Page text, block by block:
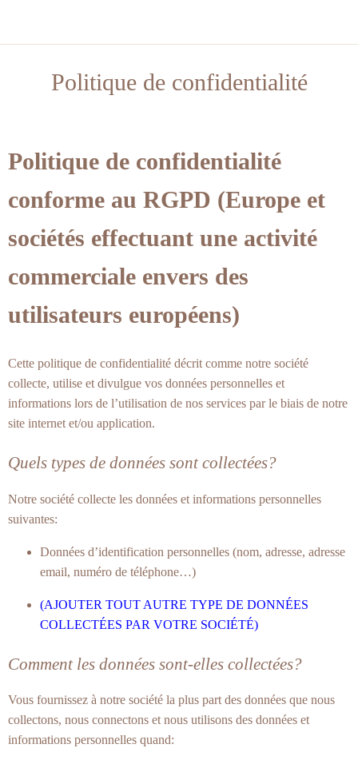
Politique de confidentialité
Politique de confidentialité
conforme au RGPD (Europe et
sociétés effectuant une activité
commerciale envers des
utilisateurs européens)
Cette politique de confidentialité décrit comme notre société
collecte, utilise et divulgue vos données personnelles et
informations lors de l’utilisation de nos services par le biais de notre
site internet et/ou application.
Quels types de données sont collectées?
Notre société collecte les données et informations personnelles
suivantes:
Données d’identification personnelles (nom, adresse, adresse
email, numéro de téléphone…)
(AJOUTER TOUT AUTRE TYPE DE DONNÉES
COLLECTÉES PAR VOTRE SOCIÉTÉ)
Comment les données sont-elles collectées?
Vous fournissez à notre société la plus part des données que nous
collectons, nous connectons et nous utilisons des données et
informations personnelles quand: